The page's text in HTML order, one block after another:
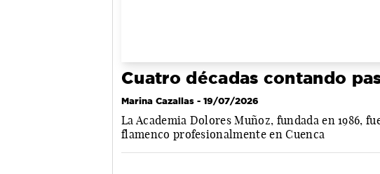
Cuatro décadas contando
Marina Cazallas - 19/07/2026
La Academia Dolores Muñoz, fundada en 1986,
flamenco profesionalmente en Cuenca